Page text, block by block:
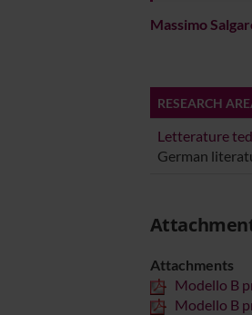
Massimo
RESEARCH
Letterature
German
Attachments
Modello B
Modello B